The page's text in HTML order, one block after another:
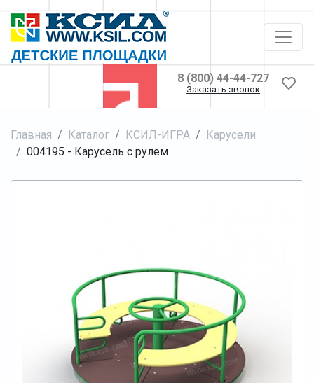
8 (800) 44-44-727
Заказать звонок
Главная Каталог КСИЛ-ИГРА
Карусели
004195 - Карусель с рулем